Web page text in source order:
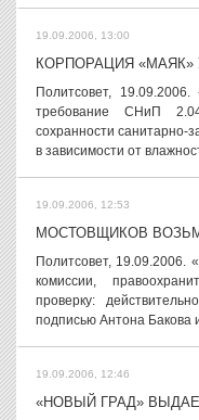
19.09.2006, 13:00
КОРПОРАЦИЯ
Политсовет,
требование СНиП
сохранности
в зависимости от
19.09.2006, 12:53
МОСТОВЩИКОВ
Политсовет, 19.09.2006.
комиссии,
проверку:
подписью Антона Бакова
19.09.2006, 12:46
«НОВЫЙ ГРАД»